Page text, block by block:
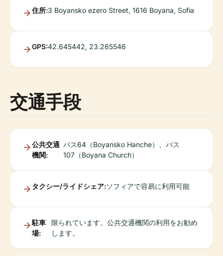
住所:3 Boyansko ezero Street, 1616 Boyana, Sofia
GPS:42.645442, 23.265546
交通手段
公共交通
機関:
バス64（Boyansko Hanche）、バス
107（Boyana Church）
タクシー/ライドシェア:ソフィアで容易に利用可能
駐車
場:
限られています。公共交通機関の利用をお勧め
します。